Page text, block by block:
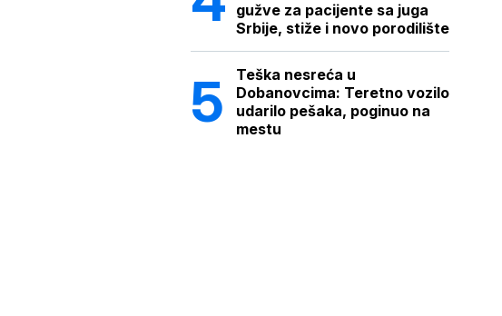
gužve za pacijente sa juga
Srbije, stiže i novo porodilište
Teška nesreća u
Dobanovcima: Teretno vozilo
udarilo pešaka, poginuo na
mestu